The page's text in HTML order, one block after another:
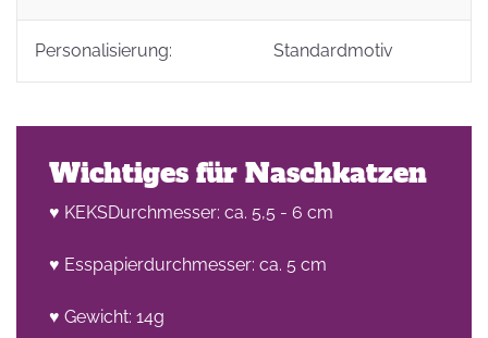
Personalisierung: Standardmotiv
Wichtiges für Naschkatzen
♥ KEKSDurchmesser: ca. 5,5 - 6 cm
♥ Esspapierdurchmesser: ca. 5 cm
♥ Gewicht: 14g